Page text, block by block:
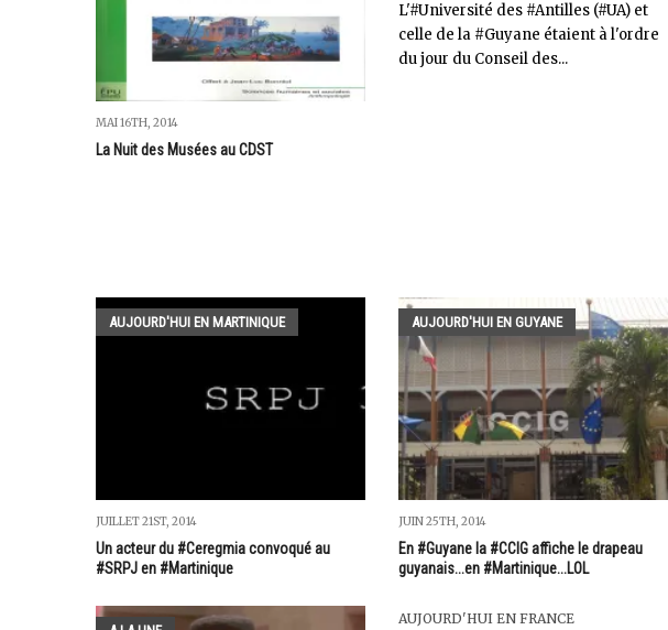
MAI 16TH, 2014
La Nuit des Musées au CDST
L'#Université des #Antilles (#UA) et
celle de la #Guyane étaient à l'ordre
du jour du Conseil des...
AUJOURD'HUI EN MARTINIQUE
JUILLET 21ST, 2014
Un acteur du #Ceregmia convoqué au
#SRPJ en #Martinique
AUJOURD'HUI EN GUYANE
JUIN 25TH, 2014
En #Guyane la #CCIG affiche le drapeau
guyanais...en #Martinique...LOL
AUJOURD'HUI EN FRANCE